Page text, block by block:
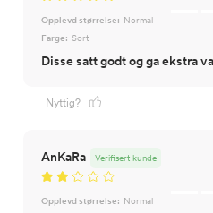
Opplevd størrelse: Normal
Farge: Sort
Disse satt godt og ga ekstra
Nyttig?
AnKaRa Verifisert kunde
Opplevd størrelse: Normal